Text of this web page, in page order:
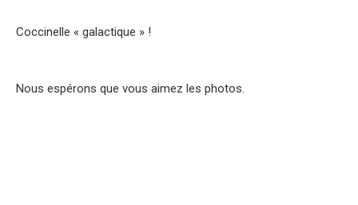
Coccinelle « galactique » !
Nous espérons que vous aimez les photos.